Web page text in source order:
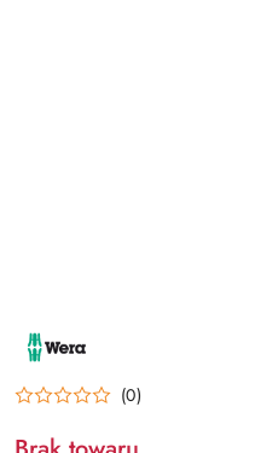
NAZWA
PRODUCENTA:
WERA
(0)